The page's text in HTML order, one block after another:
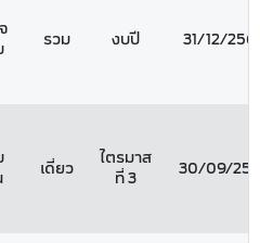
รวม งบปี 31/12/
เดี่ยว
ไตรมาส
ที่ 3
30/09/